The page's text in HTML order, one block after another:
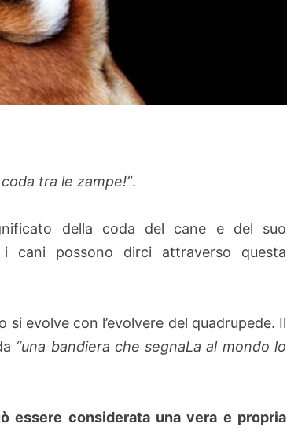
tra le zampe!”.
della coda del cane e del suo
cani possono dirci attraverso questa
si evolve con l’evolvere del quadrupede. Il
“una bandiera che segnaLa al mondo lo
essere considerata una vera e propria